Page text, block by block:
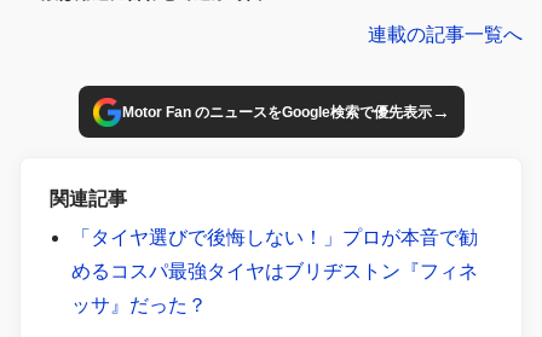
連載の記事一覧へ
Motor Fan のニュースをGoogle検索で優先表示→
関連記事
「タイヤ選びで後悔しない！」プロが本音で勧
めるコスパ最強タイヤはブリヂストン『フィネ
ッサ』だった？